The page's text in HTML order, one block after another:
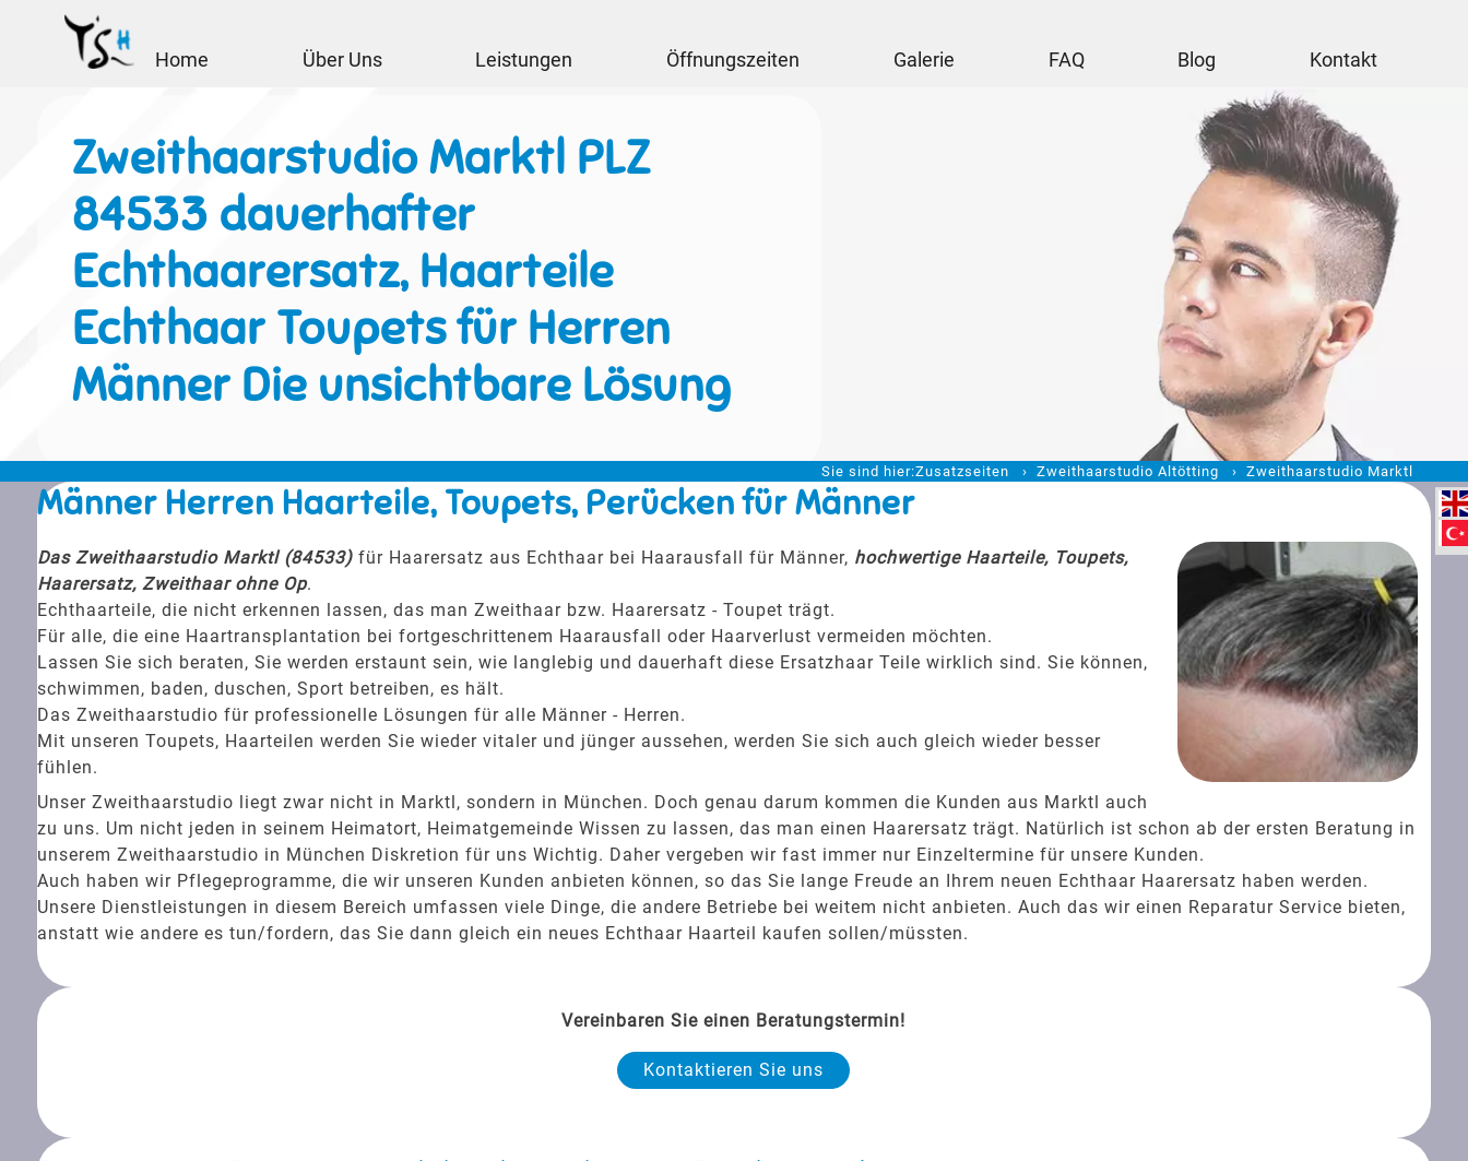
Home Über Uns Leistungen Öffnungszeiten Galerie FAQ Blog Kontakt
Zweithaarstudio Marktl PLZ
84533 dauerhafter
Echthaarersatz, Haarteile
Echthaar Toupets für Herren
Männer Die unsichtbare Lösung
Sie sind hier:Zusatzseiten Zweithaarstudio Altötting Zweithaarstudio Marktl
Männer Herren Haarteile, Toupets, Perücken für Männer
Das Zweithaarstudio Marktl (84533)für Haarersatz aus Echthaar bei Haarausfall für Männer, hochwertige Haarteile, Toupets,
Haarersatz, Zweithaar ohne Op.
Echthaarteile, die nicht erkennen lassen, das man Zweithaar bzw. Haarersatz - Toupet trägt.
Für alle, die eine Haartransplantation bei fortgeschrittenem Haarausfall oder Haarverlust vermeiden möchten.
Lassen Sie sich beraten, Sie werden erstaunt sein, wie langlebig und dauerhaft diese Ersatzhaar Teile wirklich sind. Sie können,
schwimmen, baden, duschen, Sport betreiben, es hält.
Das Zweithaarstudio für professionelle Lösungen für alle Männer - Herren.
Mit unseren Toupets, Haarteilen werden Sie wieder vitaler und jünger aussehen, werden Sie sich auch gleich wieder besser
fühlen.
Unser Zweithaarstudio liegt zwar nicht in Marktl, sondern in München. Doch genau darum kommen die Kunden aus Marktl auch
zu uns. Um nicht jeden in seinem Heimatort, Heimatgemeinde Wissen zu lassen, das man einen Haarersatz trägt. Natürlich ist schon ab der ersten Beratung in
unserem Zweithaarstudio in München Diskretion für uns Wichtig. Daher vergeben wir fast immer nur Einzeltermine für unsere Kunden.
Auch haben wir Pflegeprogramme, die wir unseren Kunden anbieten können, so das Sie lange Freude an Ihrem neuen Echthaar Haarersatz haben werden.
Unsere Dienstleistungen in diesem Bereich umfassen viele Dinge, die andere Betriebe bei weitem nicht anbieten. Auch das wir einen Reparatur Service bieten,
anstatt wie andere es tun/fordern, das Sie dann gleich ein neues Echthaar Haarteil kaufen sollen/müssten.
Vereinbaren Sie einen Beratungstermin!
Kontaktieren Sie uns